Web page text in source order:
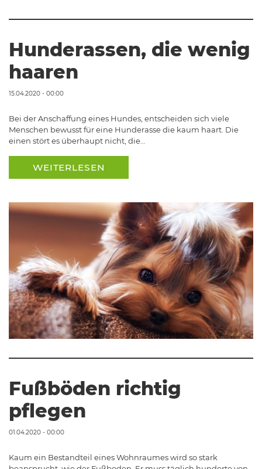
Hunderassen, die wenig
haaren
15.04.2020 - 00:00
Bei der Anschaffung eines Hundes, entscheiden sich viele
Menschen bewusst für eine Hunderasse die kaum haart. Die
einen stört es überhaupt nicht, die…
WEITERLESEN
Fußböden richtig
pflegen
01.04.2020 - 00:00
Kaum ein Bestandteil eines Wohnraumes wird so stark